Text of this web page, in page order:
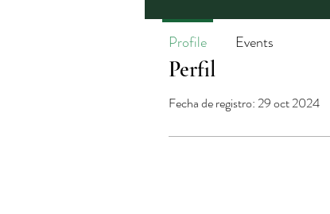
Perfil
Fecha de registro: 29 oct 2024
Profile Events